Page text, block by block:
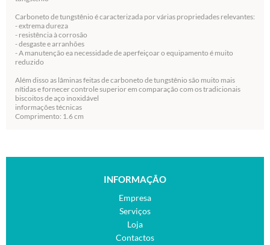
Carboneto de tungstênio é caracterizada por várias propriedades relevantes:
- extrema dureza
- resistência à corrosão
- desgaste e arranhões
- A manutenção ea necessidade de aperfeiçoar o equipamento é muito
reduzido
Além disso as lâminas feitas de carboneto de tungstênio são muito mais
nítidas e fornecer controle superior em comparação com os tradicionais
biscoitos de aço inoxidável
informações técnicas
Comprimento: 1.6 cm
INFORMAÇÃO
Empresa
Serviços
Loja
Contactos